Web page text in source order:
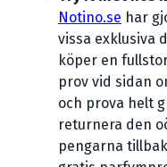
Notino.se har
vissa exklusiva
köper en
prov vid sidan
och prova helt
returnera den
pengarna